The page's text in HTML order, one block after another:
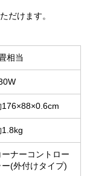
だけます。
相当
176×88×0.6cm
1.8kg
ーナーコントロー
ー(外付けタイプ)